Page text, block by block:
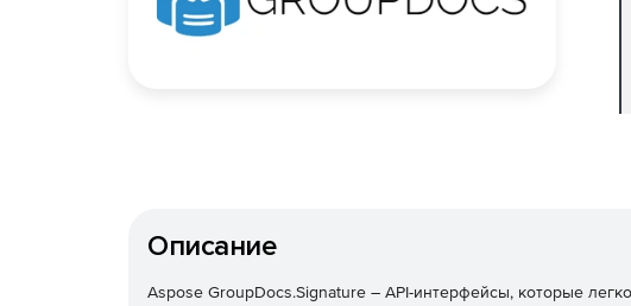
Описание
Aspose GroupDocs.Signature – API-интерфейсы, которые